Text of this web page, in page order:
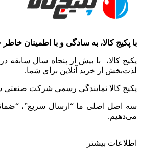
با پکیج کالا، به سادگی و با اطمینان خاطر
پکیج کالا، با بیش از پنجاه سال
لذت‌بخش از خرید آنلاین برای شما.
پکیج کالا نمایندگی رسمی شرکت صنعتی
سه اصل اصلی ما “ارسال سریع”،
می‌دهیم.
اطلاعات بیشتر